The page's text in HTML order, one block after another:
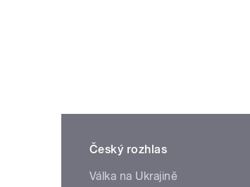
Český rozhlas
Válka na Ukrajině